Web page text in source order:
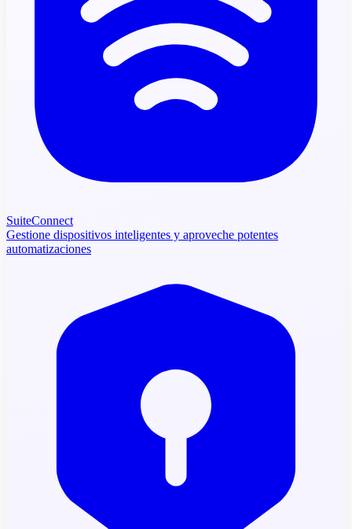
SuiteConnect
Gestione dispositivos inteligentes y aproveche potentes
automatizaciones